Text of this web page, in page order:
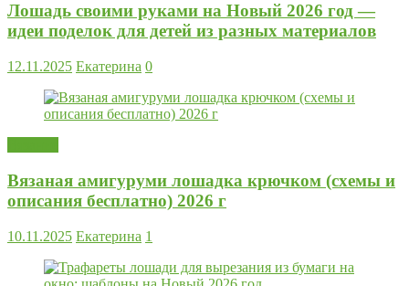
Лошадь своими руками на Новый 2026 год —
идеи поделок для детей из разных материалов
12.11.2025 Екатерина 0
Вязаная амигуруми лошадка крючком (схемы и
описания бесплатно) 2026 г
10.11.2025 Екатерина 1